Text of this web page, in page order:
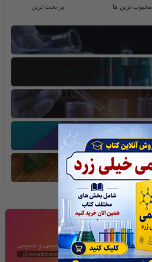
محبوب ترین ها پر بحث ترین
محتوای آموزشی شیمی و عمومی
@ostadmomeni2020